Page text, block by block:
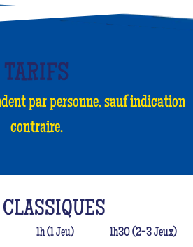
TARIFS
par personne, sauf indication
contraire.
1h (1 Jeu) 1h30 (2-3 Jeux)